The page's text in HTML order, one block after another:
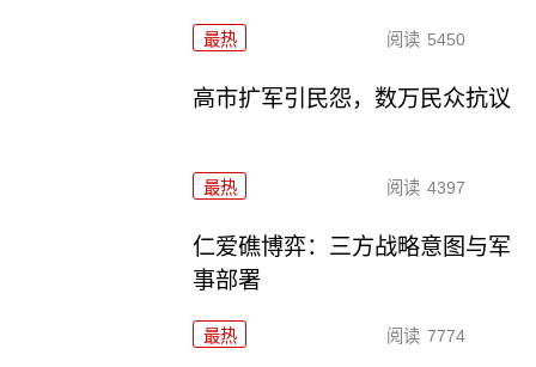
最热 阅读 5450
高市扩军引民怨，数万民众抗议
最热 阅读 4397
仁爱礁博弈：三方战略意图与军
事部署
最热 阅读 7774